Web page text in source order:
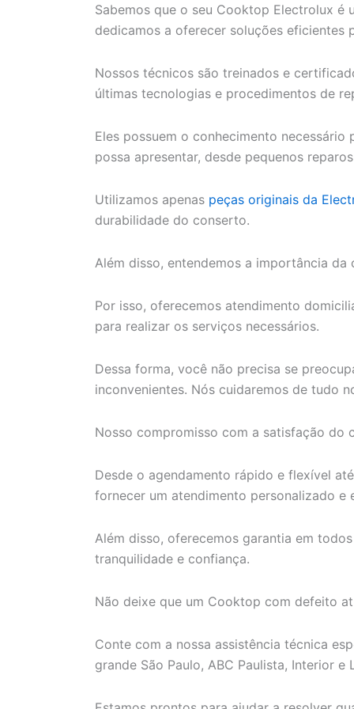
Sabemos que o seu Cooktop Electrolux é
dedicamos a oferecer soluções
Nossos técnicos são treinados e
últimas tecnologias e procedimentos de
Eles possuem o conhecimento
possa apresentar, desde pequenos
Utilizamos apenas peças originais da
durabilidade do conserto.
Além disso, entendemos a importância da
Por isso, oferecemos atendimento
para realizar os serviços necessários.
Dessa forma, você não precisa se
inconvenientes. Nós cuidaremos de tudo
Nosso compromisso com a satisfação do
Desde o agendamento rápido e flexível
fornecer um atendimento personalizado e
Além disso, oferecemos garantia em
tranquilidade e confiança.
Não deixe que um Cooktop com defeito
Conte com a nossa assistência técnica
grande São Paulo, ABC Paulista, Interior e